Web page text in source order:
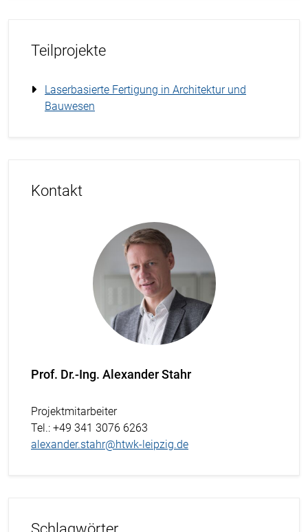
Teilprojekte
Laserbasierte Fertigung in Architektur und
Bauwesen
Kontakt
Prof. Dr.-Ing. Alexander Stahr
Projektmitarbeiter
Tel.: +49 341 3076 6263
alexander.stahr@htwk-leipzig.de